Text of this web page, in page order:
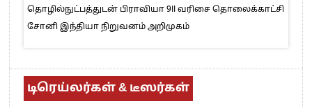
தொழில்நுட்பத்துடன் பிராவியா 9II வரிசை தொலைக்காட்சி
சோனி இந்தியா நிறுவனம் அறிமுகம்
டிரெய்லர்கள் & டீஸர்கள்